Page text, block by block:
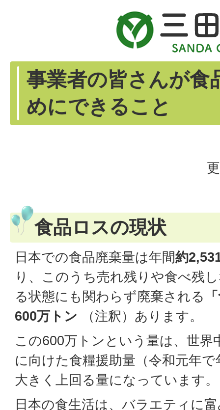
事業者の皆さんが食
めにできること
食品ロスの現状
日本での食品廃棄量は年間約
り、このうち売れ残りや食べ残
る状態にも関わらず廃棄される
600万トン
（注釈）あります。
この600万トンという量は、世界
に向けた食糧援助量（令和元年
大きく上回る量になっています。
日本の食生活は、バラエティに